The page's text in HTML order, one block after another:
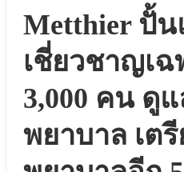
Metthier ปั้
เชี่ยวชาญเฉ
3,000 คน ดูแ
พยาบาล เต